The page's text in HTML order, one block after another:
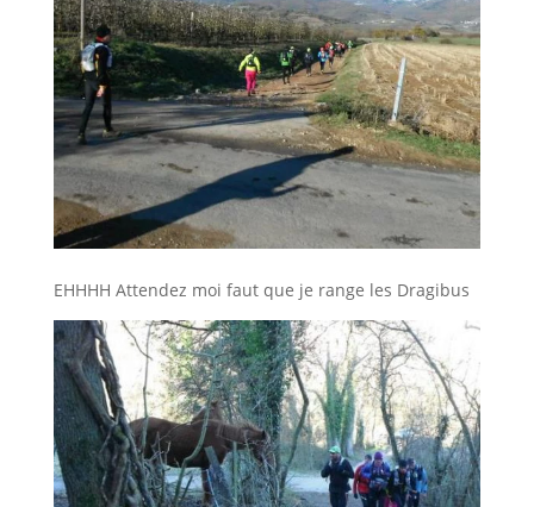
EHHHH Attendez moi faut que je range les Dragibus